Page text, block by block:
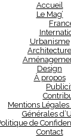
Accueil
Le Mag’
Urbanisme
Architecture
Design
À propos
Mentions
Générales
de
Contact